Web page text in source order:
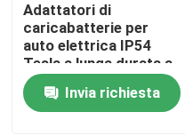
Stazioni di carico di EV
Caricatori portatili di EV
Adattatori di
caricabatterie per
auto elettrica IP54
Tesla a lunga durata a
J1772
Invia richiesta